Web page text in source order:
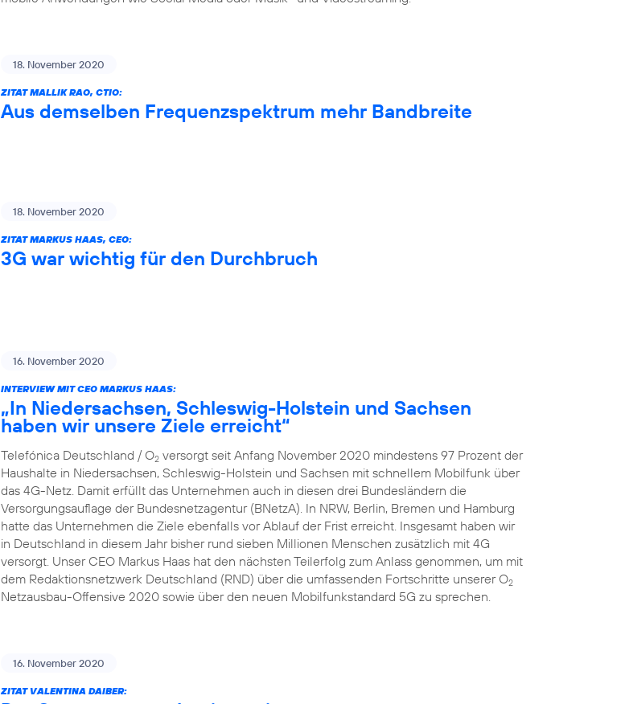
18. November 2020
ZITAT MALLIK RAO, CTIO:
Aus demselben Frequenzspektrum mehr Bandbreite
18. November 2020
ZITAT MARKUS HAAS, CEO:
3G war wichtig für den Durchbruch
16. November 2020
INTERVIEW MIT CEO MARKUS HAAS:
„In Niedersachsen, Schleswig-Holstein und Sachsen
haben wir unsere Ziele erreicht“
Telefónica Deutschland / O2 versorgt seit Anfang November 2020 mindestens 97 Prozent der
Haushalte in Niedersachsen, Schleswig-Holstein und Sachsen mit schnellem Mobilfunk über
das 4G-Netz. Damit erfüllt das Unternehmen auch in diesen drei Bundesländern die
Versorgungsauflage der Bundesnetzagentur (BNetzA). In NRW, Berlin, Bremen und Hamburg
hatte das Unternehmen die Ziele ebenfalls vor Ablauf der Frist erreicht. Insgesamt haben wir
in Deutschland in diesem Jahr bisher rund sieben Millionen Menschen zusätzlich mit 4G
versorgt. Unser CEO Markus Haas hat den nächsten Teilerfolg zum Anlass genommen, um mit
dem Redaktionsnetzwerk Deutschland (RND) über die umfassenden Fortschritte unserer O2
Netzausbau-Offensive 2020 sowie über den neuen Mobilfunkstandard 5G zu sprechen.
16. November 2020
ZITAT VALENTINA DAIBER: